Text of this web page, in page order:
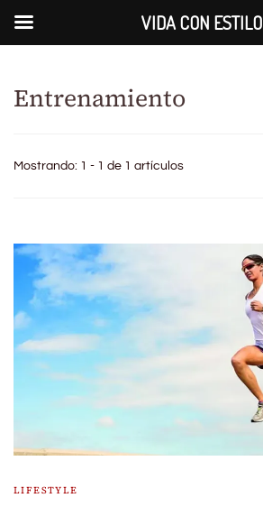
Entrenamiento
Mostrando: 1 - 1 de 1 artículos
LIFESTYLE
VIDA CON ESTILO